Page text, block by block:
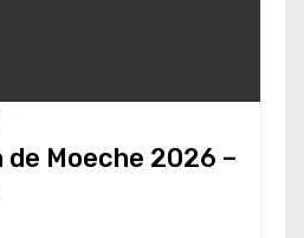
de Moeche 2026 –